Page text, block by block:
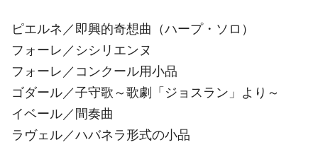
ピエルネ／即興的奇想曲（ハープ・ソロ）
フォーレ／シシリエンヌ
フォーレ／コンクール用小品
ゴダール／子守歌～歌劇「ジョスラン」より～
イベール／間奏曲
ラヴェル／ハバネラ形式の小品